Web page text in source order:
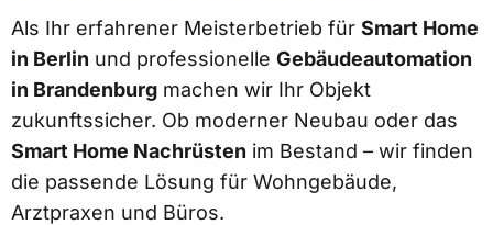
Als Ihr erfahrener Meisterbetrieb für Smart Home
in Berlin und professionelle Gebäudeautomation
in Brandenburg machen wir Ihr Objekt
zukunftssicher. Ob moderner Neubau oder das
Smart Home Nachrüsten im Bestand – wir finden
die passende Lösung für Wohngebäude,
Arztpraxen und Büros.